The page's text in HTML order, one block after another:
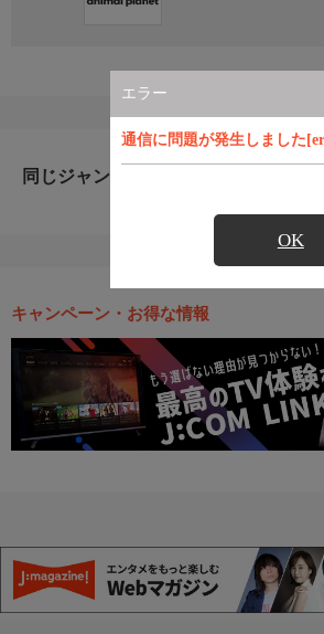
エラー
通信に問題が発生しました
OK
同じジャンルのおすすめ番組
キャンペーン・お得な情報